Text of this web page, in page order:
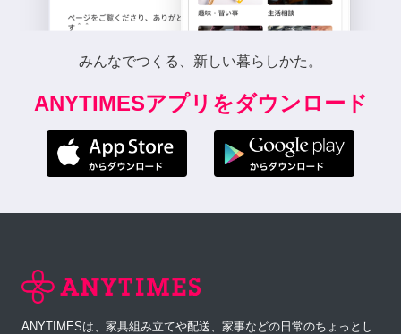
みんなでつくる、新しい暮らしかた。
ANYTIMESアプリをダウンロード
ANYTIMESは、家具組み立てや配送、家事などの日常のちょっとし